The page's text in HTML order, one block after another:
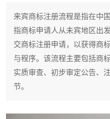
来宾商标注册流程是指在中
指商标申请人从未宾地区出
交商标注册申请，以获得商
与程序。该流程主要包括商
实质审查、初步审定公告、
节。